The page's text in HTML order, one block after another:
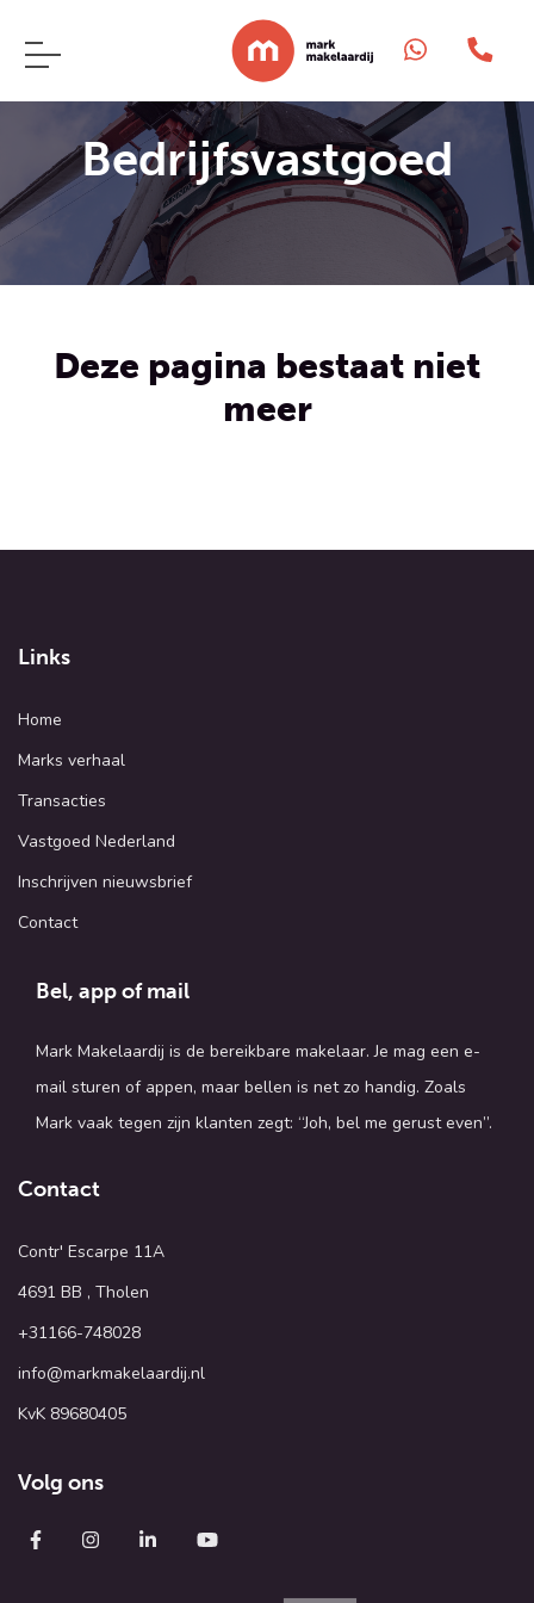
Bedrijfsvastgoed
Deze pagina bestaat niet
meer
Links
Home
Marks verhaal
Transacties
Vastgoed Nederland
Inschrijven nieuwsbrief
Contact
Bel, app of mail
Mark Makelaardij is de bereikbare makelaar. Je mag een e-
mail sturen of appen, maar bellen is net zo handig. Zoals
Mark vaak tegen zijn klanten zegt: “Joh, bel me gerust even”.
Contact
Contr' Escarpe 11A
4691 BB , Tholen
+31166-748028
info@markmakelaardij.nl
KvK 89680405
Volg ons